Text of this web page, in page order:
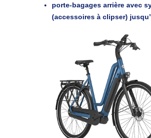
porte-bagages arrière avec
(accessoires à clipser)